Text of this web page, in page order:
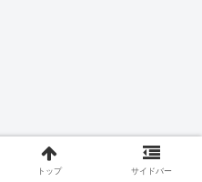
トップ サイドバー